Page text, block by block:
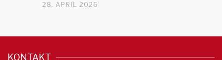
28. APRIL 2026
KONTAKT